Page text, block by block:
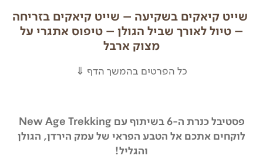
שייט קיאקים בשקיעה – שייט קיאקים בזריחה
– טיול לאורך שביל הגולן – טיפוס אתגרי על
מצוק ארבל
כל הפרטים בהמשך הדף ⇓
פסטיבל כנרת ה-6 בשיתוף עם New Age Trekking
לוקחים אתכם אל הטבע הפראי של עמק הירדן, הגולן
והגליל!